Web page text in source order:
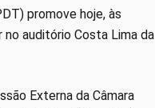
promove hoje, às
no auditório Costa Lima da
Externa da Câmara